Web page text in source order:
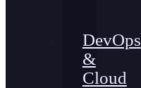
DevOps
&
Cloud